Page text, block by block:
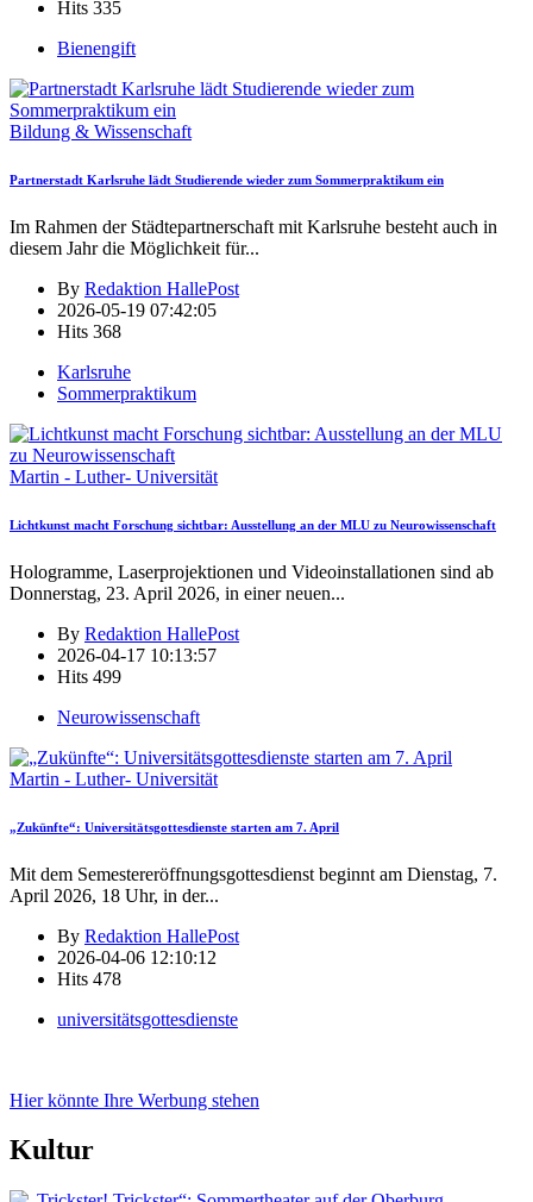
Hits 335
Bienengift
Bildung & Wissenschaft
Partnerstadt Karlsruhe lädt Studierende wieder zum Sommerpraktikum ein
Im Rahmen der Städtepartnerschaft mit Karlsruhe besteht auch in
diesem Jahr die Möglichkeit für...
By Redaktion HallePost
2026-05-19 07:42:05
Hits 368
Karlsruhe
Sommerpraktikum
Martin - Luther- Universität
Lichtkunst macht Forschung sichtbar: Ausstellung an der MLU zu Neurowissenschaft
Hologramme, Laserprojektionen und Videoinstallationen sind ab
Donnerstag, 23. April 2026, in einer neuen...
By Redaktion HallePost
2026-04-17 10:13:57
Hits 499
Neurowissenschaft
Martin - Luther- Universität
„Zukünfte“: Universitätsgottesdienste starten am 7. April
Mit dem Semestereröffnungsgottesdienst beginnt am Dienstag, 7.
April 2026, 18 Uhr, in der...
By Redaktion HallePost
2026-04-06 12:10:12
Hits 478
universitätsgottesdienste
Hier könnte Ihre Werbung stehen
Kultur